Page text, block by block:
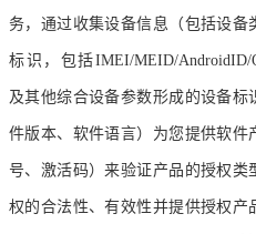
务，通过收集设备信息（包括设
标识，包括IMEI/MEID/AndroidID/
及其他综合设备参数形成的设备
件版本、软件语言）为您提供软件
号、激活码）来验证产品的授权
权的合法性、有效性并提供授权